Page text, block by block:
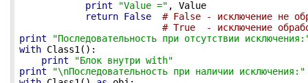
print
"Value =" , Value
return False
# False - исключение не
# True  - исключение
print
"Последовательность при отсутствии
with Class1():
print
"Блок внутри with"
print
"\nПоследовательность при наличии исключения:"